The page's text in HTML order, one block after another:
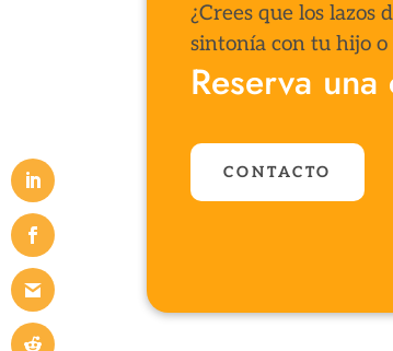
¿Crees que los lazos
sintonía con tu hijo o
Reserva
CONTACTO